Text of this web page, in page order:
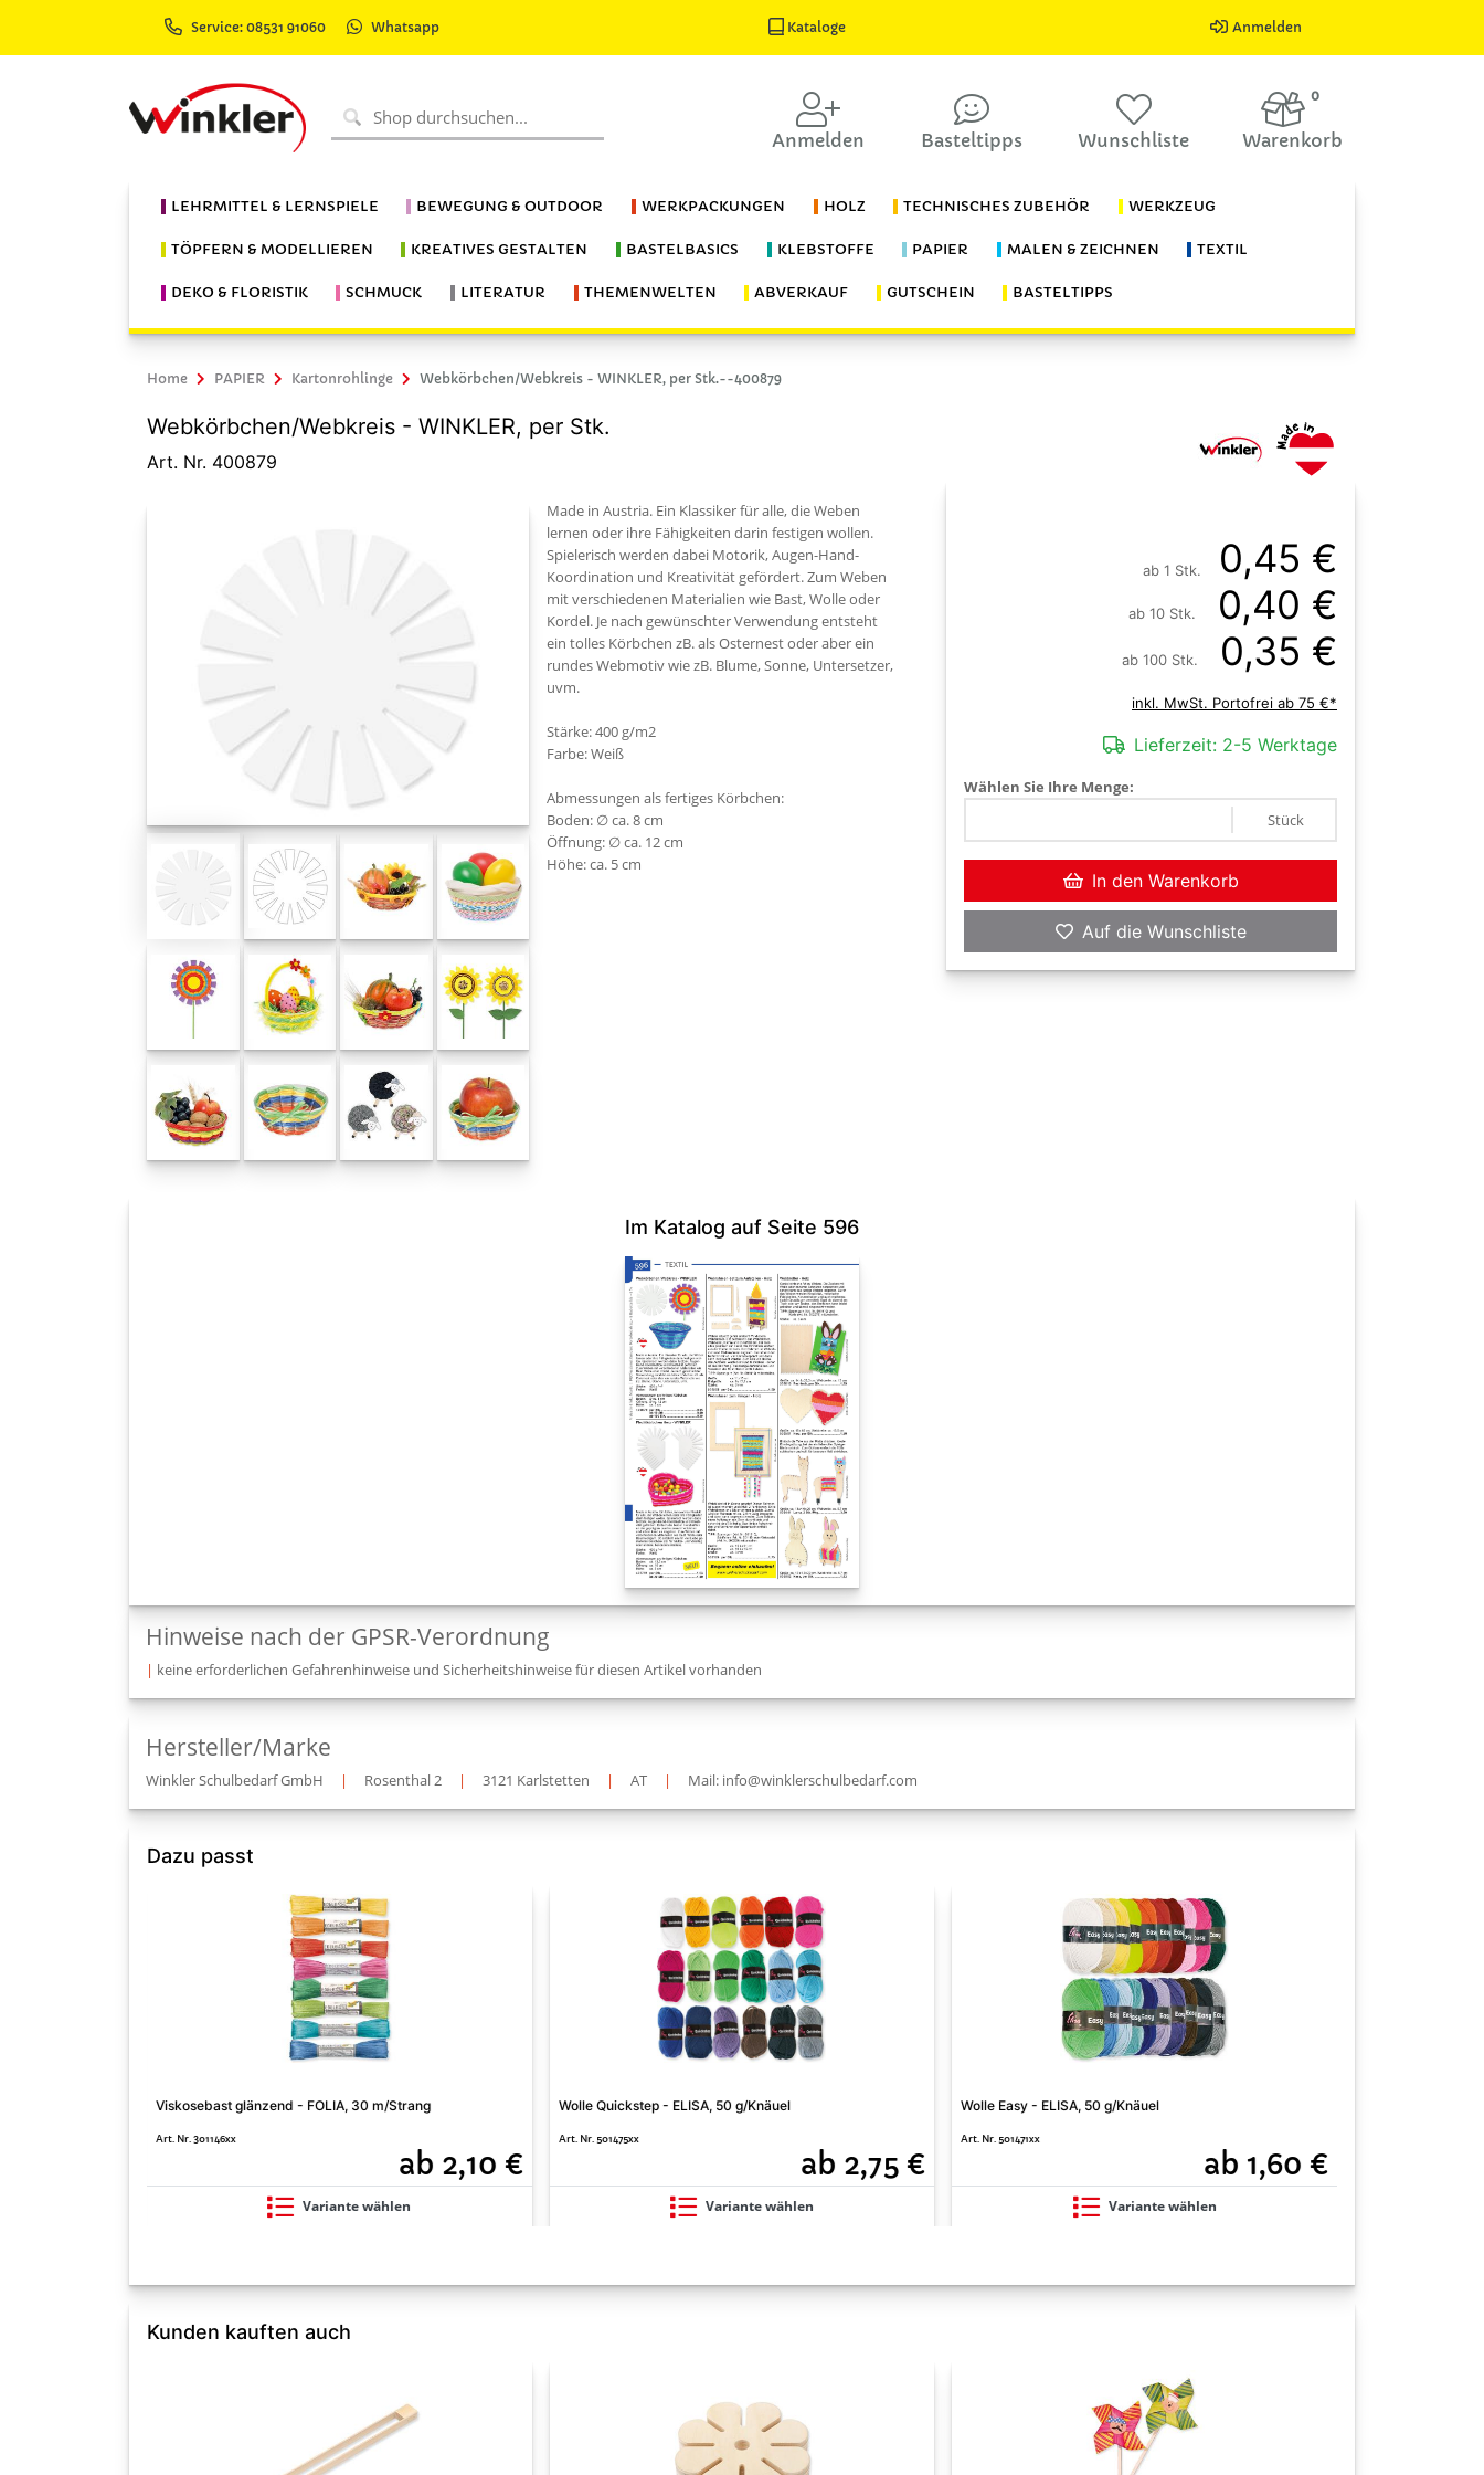
Service: 08531 91060 Whatsapp Kataloge Anmelden
Anmelden Basteltipps Wunschliste
0
Warenkorb
LEHRMITTEL & LERNSPIELE BEWEGUNG & OUTDOOR WERKPACKUNGEN HOLZ TECHNISCHES ZUBEHÖR WERKZEUG
TÖPFERN & MODELLIEREN KREATIVES GESTALTEN BASTELBASICS KLEBSTOFFE PAPIER MALEN & ZEICHNEN TEXTIL
DEKO & FLORISTIK SCHMUCK LITERATUR THEMENWELTEN ABVERKAUF GUTSCHEIN BASTELTIPPS
Home PAPIER Kartonrohlinge Webkörbchen/Webkreis - WINKLER, per Stk.--400879
Webkörbchen/Webkreis - WINKLER, per Stk.
Art. Nr. 400879
Made in Austria. Ein Klassiker für alle, die Weben
lernen oder ihre Fähigkeiten darin festigen wollen.
Spielerisch werden dabei Motorik, Augen-Hand-
Koordination und Kreativität gefördert. Zum Weben
mit verschiedenen Materialien wie Bast, Wolle oder
Kordel. Je nach gewünschter Verwendung entsteht
ein tolles Körbchen zB. als Osternest oder aber ein
rundes Webmotiv wie zB. Blume, Sonne, Untersetzer,
uvm.
Stärke: 400 g/m2
Farbe: Weiß
Abmessungen als fertiges Körbchen:
Boden: ∅ ca. 8 cm
Öffnung: ∅ ca. 12 cm
ab 1 Stk. 0,45 €
ab 10 Stk. 0,40 €
ab 100 Stk. 0,35 €
inkl. MwSt. Portofrei ab 75 €*
Lieferzeit: 2-5 Werktage
Wählen Sie Ihre Menge:
Stück
In den Warenkorb
Auf die Wunschliste
Im Katalog auf Seite 596
Hinweise nach der GPSR-Verordnung
| keine erforderlichen Gefahrenhinweise und Sicherheitshinweise für diesen Artikel vorhanden
Hersteller/Marke
Winkler Schulbedarf GmbH | Rosenthal 2 | 3121 Karlstetten | AT | Mail: info@winklerschulbedarf.com
Dazu passt
Viskosebast glänzend - FOLIA, 30 m/Strang
Art. Nr. 301146xx
ab 2,10 €
Variante wählen
Wolle Quickstep - ELISA, 50 g/Knäuel
Art. Nr. 501475xx
ab 2,75 €
Variante wählen
Wolle Easy - ELISA, 50 g/Knäuel
Art. Nr. 501471xx
ab 1,60 €
Variante wählen
Kunden kauften auch